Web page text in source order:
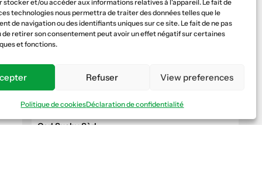
stocker et/ou accéder aux informations relatives à l'appareil. Le fait de
technologies nous permettra de traiter des données telles que le
de navigation ou des identifiants uniques sur ce site. Le fait de ne pas
de retirer son consentement peut avoir un effet négatif sur certaines
et fonctions.
Refuser View preferences
Politique de cookiesDéclaration de confidentialité
Fenil-sur-Corsier
COOP
Puidoux
PRO
Carl Suchy Sàrl